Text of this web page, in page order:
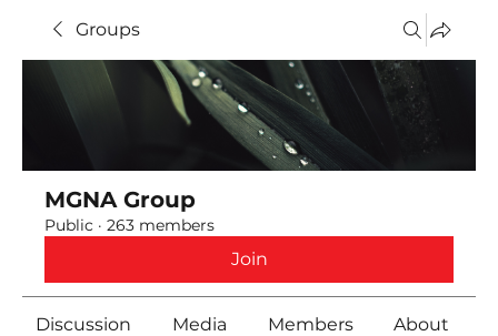
Groups
MGNA Group
Public · 263 members
Join
Discussion Media Members About